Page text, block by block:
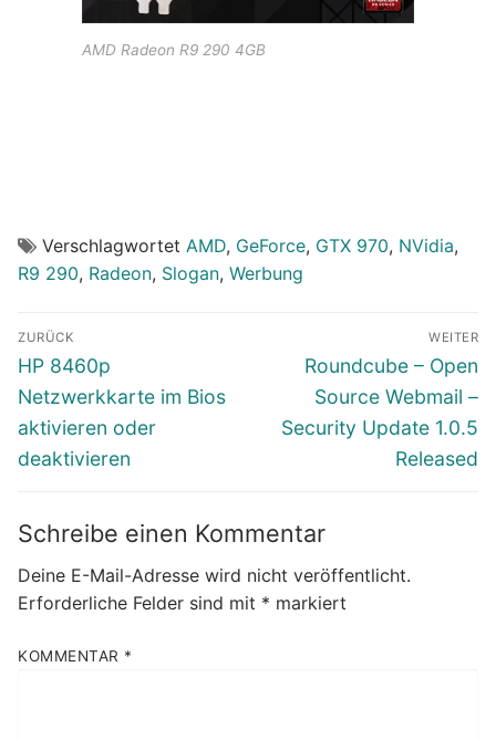
AMD Radeon R9 290 4GB
Verschlagwortet AMD, GeForce, GTX 970, NVidia,
R9 290, Radeon, Slogan, Werbung
Beitragsnavigation
ZURÜCK
Vorheriger
Beitrag:
HP 8460p
Netzwerkkarte im Bios
aktivieren oder
deaktivieren
WEITER
Nächster
Beitrag:
Roundcube – Open
Source Webmail –
Security Update 1.0.5
Released
Schreibe einen Kommentar
Deine E-Mail-Adresse wird nicht veröffentlicht.
Erforderliche Felder sind mit * markiert
KOMMENTAR *